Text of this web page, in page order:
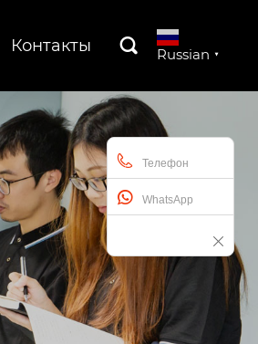
Контакты  Russian ▼
Телефон
WhatsApp